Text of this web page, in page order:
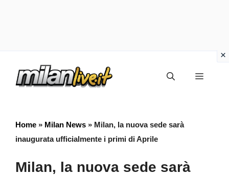
Menu
Home » Milan News » Milan, la nuova sede sarà
inaugurata ufficialmente i primi di Aprile
Milan, la nuova sede sarà